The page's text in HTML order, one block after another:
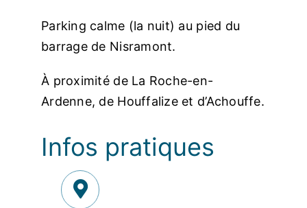
Parking calme (la nuit) au pied du
barrage de Nisramont.
À proximité de La Roche-en-
Ardenne, de Houffalize et d’Achouffe.
Infos pratiques